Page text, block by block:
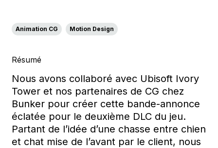
Animation CG Motion Design
Résumé
Nous avons collaboré avec Ubisoft Ivory
Tower et nos partenaires de CG chez
Bunker pour créer cette bande-annonce
éclatée pour le deuxième DLC du jeu.
Partant de l’idée d’une chasse entre chien
et chat mise de l’avant par le client, nous